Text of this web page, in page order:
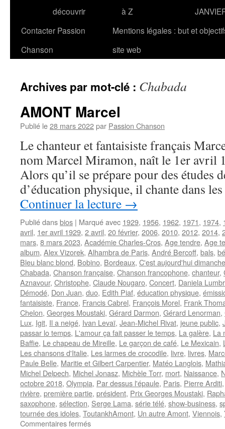
découvrir
à Z
Contacter Passion
Chanson
Mentions légales : but et
site web
Archives par mot-clé : Chabada
AMONT Marcel
Publié le28 mars 2022par Passion Chanson
Le chanteur et fantaisiste français
nom Marcel Miramon, naît le 1er avril
Alors qu’il se prépare pour des études
d’éducation physique, il chante dans
Continuer la lecture →
Publié dansbios | Marqué avec 1929, 1956, 1962, 1971, 1974,
avril, 1er avril 1929, 2 avril, 20 février, 2006, 2010, 2012, 2014,
mars, 8 mars 2023, Académie Charles-Cros, Age tendre, Age
album, Alex Vizorek, Alhambra de Paris, André Bercoff, bals,
Bleu blanc blond, Bobino, Bordeaux, C'est aujourd'hui dimanche
Chabada, Chanson française, Chanson francophone, chanteur,
Aznavour, Christophe, Claude Nougaro, Concert, Daniela
Démodé, Don Juan, duo, Edith Piaf, éducation physique,
fantaisiste, France, Francis Cabrel, François Morel, Frank
Chelon, Georges Moustaki, Gérard Darmon, Gérard Lenorman,
Lux, Igit, Il a neigé, Ivan Levaï, Jean-Michel Rivat, jeune public,
passar lo temps, L'amour ça fait passer le temps, La galère, La
Baffie, Le chapeau de Mireille, Le garçon de café, Le Mexicain,
Les chansons d'Italie, Les larmes de crocodile, livre, livres,
Paule Belle, Maritie et Gilbert Carpentier, Matéo Langlois,
Michel Delpech, Michel Jonasz, Michèle Torr, mort, Naissance,
octobre 2018, Olympia, Par dessus l'épaule, Paris, Pierre Arditi
rivière, première partie, président, Prix Georges Moustaki,
saxophone, sélection, Serge Lama, série télé, show-business,
tournée des idoles, ToutankhAmont, Un autre Amont, Viennois,
Commentaires ferméssur